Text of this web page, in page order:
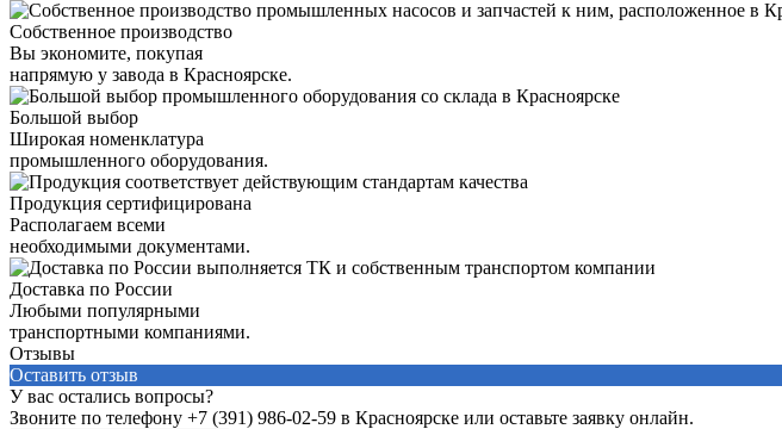
Собственное производство
Вы экономите, покупая
напрямую у завода в Красноярске.
Большой выбор
Широкая номенклатура
промышленного оборудования.
Продукция сертифицирована
Располагаем всеми
необходимыми документами.
Доставка по России
Любыми популярными
транспортными компаниями.
Отзывы
Оставить отзыв
У вас остались вопросы?
Звоните по телефону +7 (391) 986-02-59 в Красноярске или оставьте заявку онлайн.